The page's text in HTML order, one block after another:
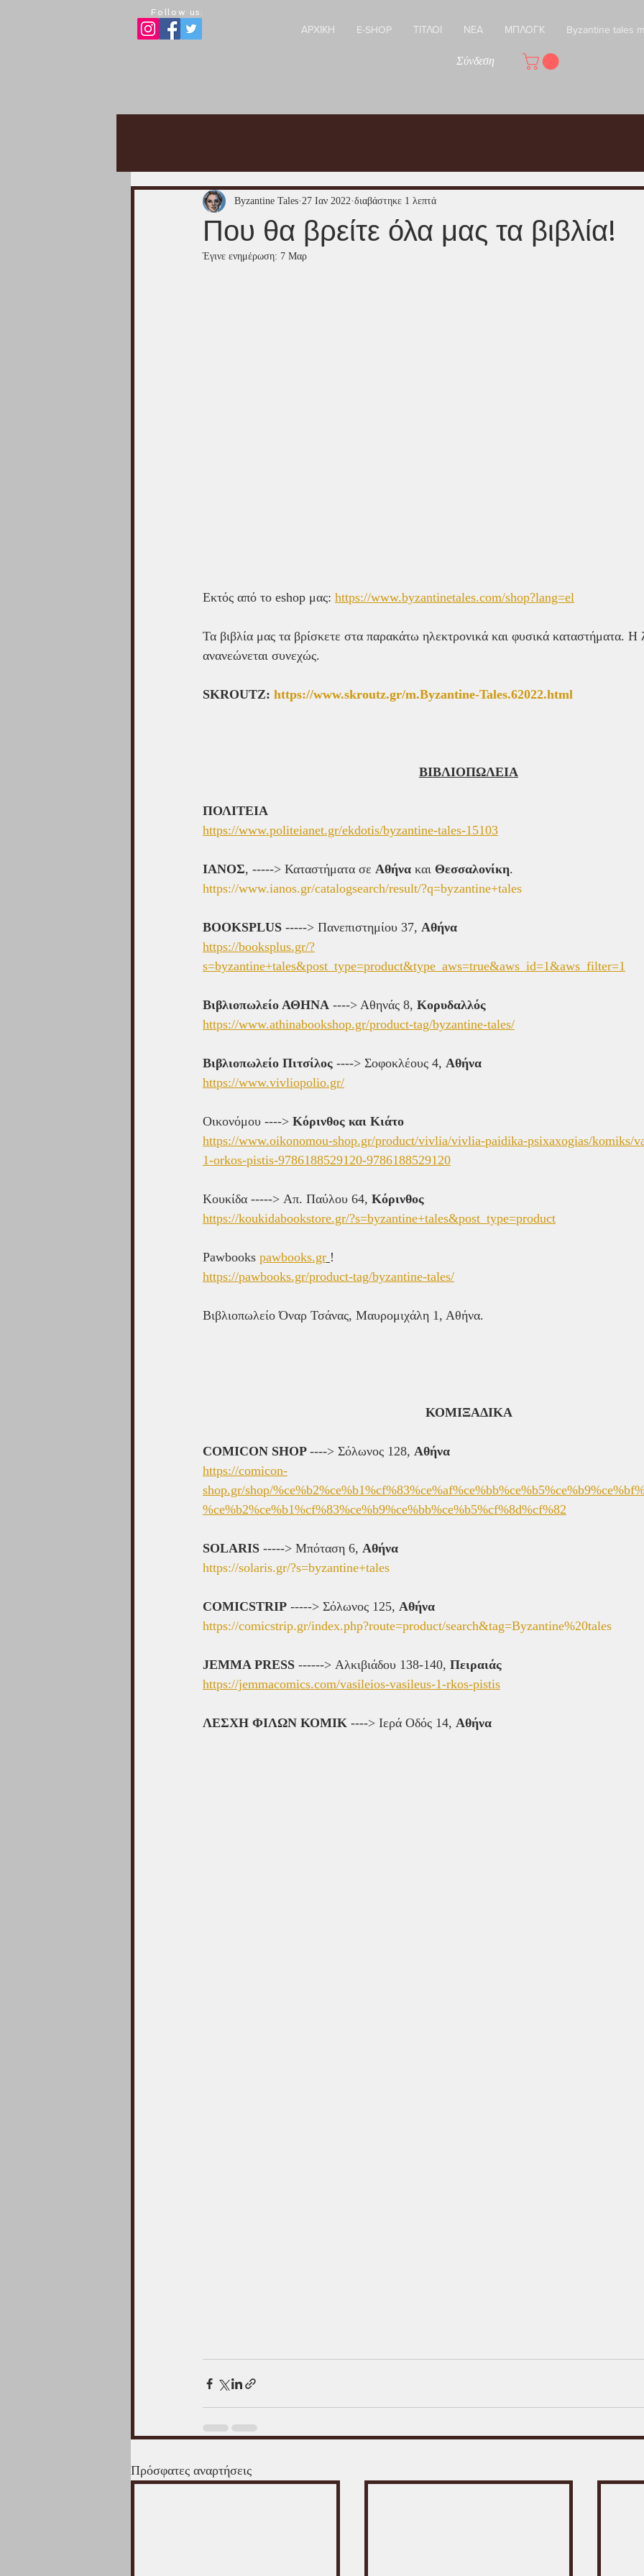
ΑΡΧΙΚΗ E-SHOP ΤΙΤΛΟΙ ΝΕΑ ΜΠΛΟΓΚ Byzantine tales
Follow us:
Σύνδεση
Που θα βρείτε όλα μας τα βιβλία!
Byzantine Tales 27 Ιαν 2022 διαβάστηκε 1 λεπτά
Έγινε ενημέρωση: 7 Μαρ
Εκτός από το eshop μας: https://www.byzantinetales.com/shop?lang=el
Τα βιβλία μας τα βρίσκετε στα παρακάτω ηλεκτρονικά και φυσικά καταστήματα. Η
ανανεώνεται συνεχώς.
SKROUTZ: https://www.skroutz.gr/m.Byzantine-Tales.62022.html
ΒΙΒΛΙΟΠΩΛΕΙΑ
ΠΟΛΙΤΕΙΑ
https://www.politeianet.gr/ekdotis/byzantine-tales-15103
ΙΑΝΟΣ, -----> Καταστήματα σε Αθήνα και Θεσσαλονίκη.
https://www.ianos.gr/catalogsearch/result/?q=byzantine+tales
BOOKSPLUS -----> Πανεπιστημίου 37, Αθήνα
https://booksplus.gr/?
s=byzantine+tales&post_type=product&type_aws=true&aws_id=1&aws_filter=1
Βιβλιοπωλείο ΑΘΗΝΑ ----> Αθηνάς 8, Κορυδαλλός
https://www.athinabookshop.gr/product-tag/byzantine-tales/
Βιβλιοπωλείο Πιτσίλος ----> Σοφοκλέους 4, Αθήνα
https://www.vivliopolio.gr/
Οικονόμου ----> Κόρινθος και Κιάτο
https://www.oikonomou-shop.gr/product/vivlia/vivlia-paidika-psixaxogias/komiks/
1-orkos-pistis-9786188529120-9786188529120
Κουκίδα -----> Aπ. Παύλου 64, Κόρινθος
https://koukidabookstore.gr/?s=byzantine+tales&post_type=product
Pawbooks pawbooks.gr !
https://pawbooks.gr/product-tag/byzantine-tales/
Βιβλιοπωλείο Όναρ Τσάνας, Μαυρομιχάλη 1, Αθήνα.
ΚΟΜΙΞΑΔΙΚΑ
COMICON SHOP ----> Σόλωνος 128, Αθήνα
https://comicon-
shop.gr/shop/
%ce%b2%ce%b1%cf%83%ce%b9%ce%bb%ce%b5%cf%8d%cf%82
SOLARIS -----> Μπόταση 6, Αθήνα
https://solaris.gr/?s=byzantine+tales
COMICSTRIP -----> Σόλωνος 125, Αθήνα
https://comicstrip.gr/index.php?route=product/search&tag=Byzantine%20tales
JEMMA PRESS ------> Αλκιβιάδου 138-140, Πειραιάς
https://jemmacomics.com/vasileios-vasileus-1-rkos-pistis
ΛΕΣΧΗ ΦΙΛΩΝ ΚΟΜΙΚ ----> Ιερά Οδός 14, Aθήνα
Πρόσφατες αναρτήσεις